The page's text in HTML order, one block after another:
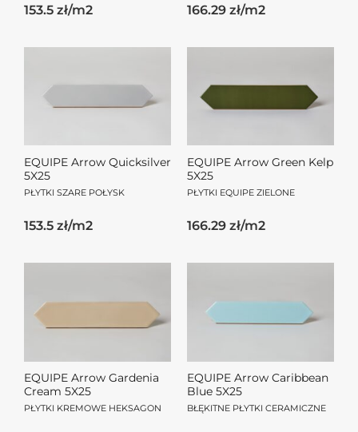
153.5 zł/m2 166.29 zł/m2
EQUIPE Arrow Quicksilver
5X25
PŁYTKI SZARE POŁYSK
153.5 zł/m2
EQUIPE Arrow Green Kelp
5X25
PŁYTKI EQUIPE ZIELONE
166.29 zł/m2
EQUIPE Arrow Gardenia
Cream 5X25
PŁYTKI KREMOWE HEKSAGON
EQUIPE Arrow Caribbean
Blue 5X25
BŁĘKITNE PŁYTKI CERAMICZNE